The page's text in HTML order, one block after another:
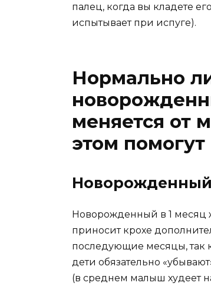
палец, когда вы кладете
испытывает при испуге).
Нормально
меняется от
этом
Новорожденный
Новорожденный в 1 месяц
приносит крохе
последующие месяцы, так
дети обязательно
(в среднем малыш худеет